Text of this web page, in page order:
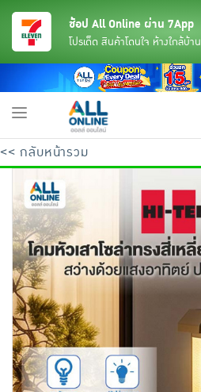
ย้อนกลับ
เครื่องดื่มและผงชงดื่ม
เครื่องปรุงรสและของแห้ง
ย้อนกลับ
ย้อนกลับ
ย้อนกลับ
ย้อนกลับ
ย้อนกลับ
ย้อนกลับ
ย้อนกลับ
มือถือ
ย้อนกลับ
ย้อนกลับ
พระเครื่อง test pop
ย้อนกลับ
ช้อป All Online ผ่าน 7App
โปรเด็ด สินค้าโดนใจ ห้างใกล้บ้าน
Toggle
<< กลับหน้ารวม